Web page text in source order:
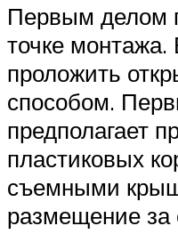
Первым делом
точке монтажа.
проложить
способом.
предполагает
пластиковых
съемными
размещение за